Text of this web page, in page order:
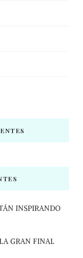
INSPIRANDO
GRAN FINAL